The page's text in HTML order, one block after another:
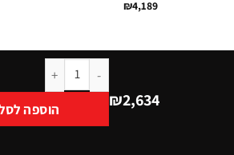
₪4,189
₪2,634 הוספה